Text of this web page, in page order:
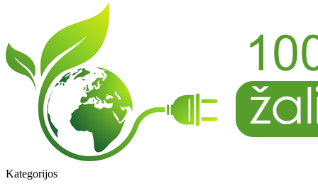
Kategorijos